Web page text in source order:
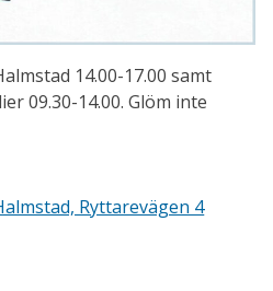
14.00-17.00 samt
09.30-14.00. Glöm inte
Ryttarevägen 4